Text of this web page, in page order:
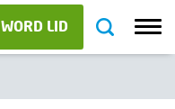
WORD LID